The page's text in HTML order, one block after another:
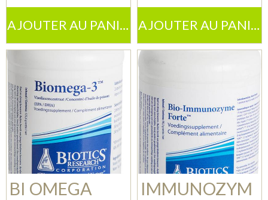
AJOUTER AU PANIER AJOUTER AU PANIER
BI OMEGA
IMMUNOZYM